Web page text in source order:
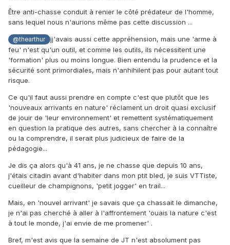
Être anti-chasse conduit à renier le côté prédateur de l'homme,
sans lequel nous n'aurions même pas cette discussion ...
@thearthur
jj'avais aussi cette appréhension, mais une 'arme à
feu' n'est qu'un outil, et comme les outils, ils nécessitent une
'formation' plus ou moins longue. Bien entendu la prudence et la
sécurité sont primordiales, mais n'anhihilent pas pour autant tout
risque.
Ce qu'il faut aussi prendre en compte c'est que plutôt que les
'nouveaux arrivants en nature' réclament un droit quasi exclusif
de jouir de 'leur environnement' et remettent systématiquement
en question la pratique des autres, sans chercher à la connaître
ou la comprendre, il serait plus judicieux de faire de la
pédagogie...
Je dis ça alors qu'à 41 ans, je ne chasse que depuis 10 ans,
j'étais citadin avant d'habiter dans mon ptit bled, je suis VTTiste,
cueilleur de champignons, 'petit jogger' en trail...
Mais, en 'nouvel arrivant' je savais que ça chassait le dimanche,
je n'ai pas cherché à aller à l'affrontement 'ouais la nature c'est
à tout le monde, j'ai envie de me promener' .
Bref, m'est avis que la semaine de JT n'est absolument pas